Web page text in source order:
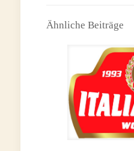
Ähnliche Beiträge